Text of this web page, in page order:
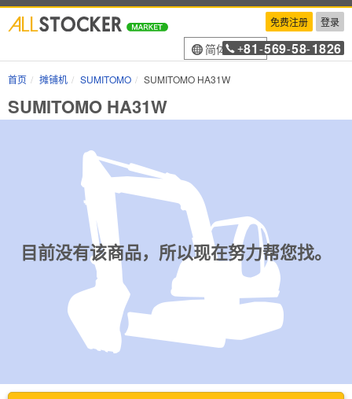
免费注册 登录
简体中文
+81 -569-58-1826
首页 摊铺机 SUMITOMO SUMITOMO HA31W
SUMITOMO HA31W
目前没有该商品，所以现在努力帮您找。